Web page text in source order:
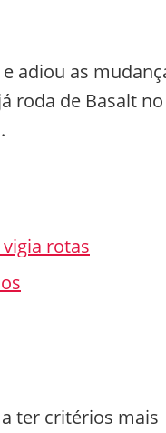
adiou as
roda de Basalt no
vigia rotas
ter critérios mais